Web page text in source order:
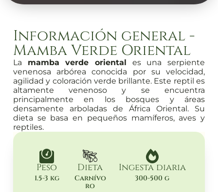
Información general -
Mamba Verde Oriental
La mamba verde oriental es una serpiente
venenosa arbórea conocida por su velocidad,
agilidad y coloración verde brillante. Este reptil es
altamente venenoso y se encuentra
principalmente en los bosques y áreas
densamente arboladas de África Oriental. Su
dieta se basa en pequeños mamíferos, aves y
reptiles.
Peso
1.5-3 kg
Dieta
Carnívo
ro
Ingesta diaria
300-500 g